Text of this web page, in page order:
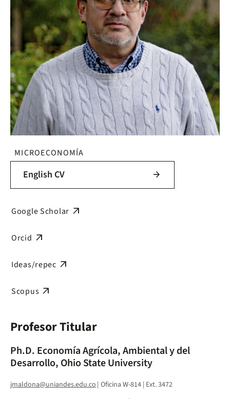
MICROECONOMÍA
English CV arrow_forward
Google Scholar arrow_outward
Orcid arrow_outward
Ideas/repec arrow_outward
Scopus arrow_outward
Profesor Titular
Ph.D. Economía Agrícola, Ambiental y del
Desarrollo, Ohio State University
jmaldona@uniandes.edu.co| Oficina W-814 | Ext. 3472